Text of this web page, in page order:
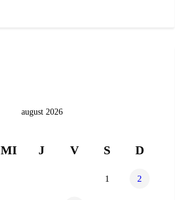
august 2026
MI J V S D
1 2